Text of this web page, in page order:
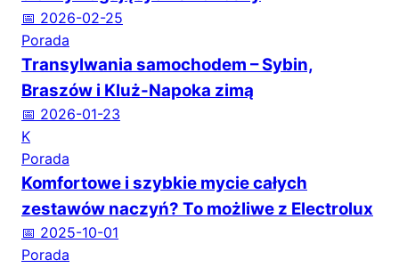
📅 2026-02-25
Porada
Transylwania samochodem – Sybin,
Braszów i Kluż-Napoka zimą
📅 2026-01-23
K
Porada
Komfortowe i szybkie mycie całych
zestawów naczyń? To możliwe z Electrolux
📅 2025-10-01
Porada